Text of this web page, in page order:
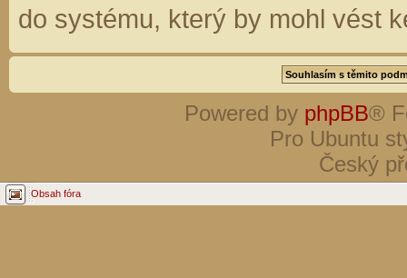
do systému, který by mohl vést
Powered by phpBB®
Pro Ubuntu
Český
Obsah fóra